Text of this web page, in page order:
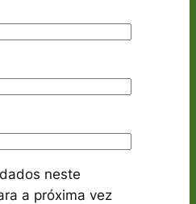
neste
a próxima vez